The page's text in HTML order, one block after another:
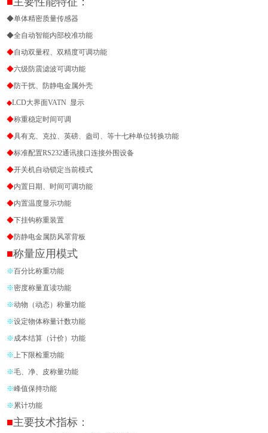
◆单体精密质量传感器
◆全自动智能内部校准功能
◆自动双量程、双精度可调功能
◆六级防震滤波可调功能
◆防干扰、防静电金属外壳
◆LCD大界面VATN 显示
◆称重稳定时间可调
◆具有克、克拉、英磅、盎司、等十七种单位转换功能
◆标准配置RS232通讯接口连接外围设备
◆开关机自动锁定当前模式
◆内置日期、时间可调功能
◆内置温度显示功能
◆下挂钩称重装置
◆防静电金属防风罩背板
■称量应用模式
※百分比称重功能
※密度称量直读功能
※动物（动态）称量功能
※设定物体称量计数功能
※成本结算（计价）功能
※上下限检重功能
※毛、净、皮称量功能
※峰值保持功能
※ 累计功能
■主要技术指标：